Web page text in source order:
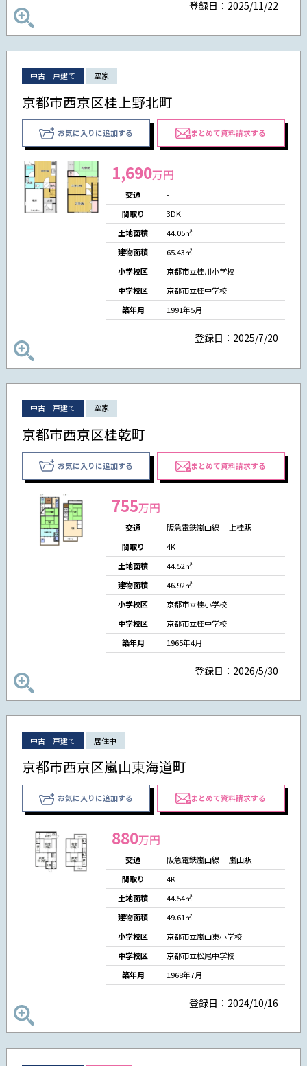
登録日：2025/11/22
中古一戸建て 空家
京都市西京区桂上野北町
お気に入りに追加する まとめて資料請求する
1,690万円
交通
-
間取り
3DK
土地面積
44.05㎡
建物面積
65.43㎡
小学校区
京都市立桂川小学校
中学校区
京都市立桂中学校
築年月
1991年5月
登録日：2025/7/20
中古一戸建て 空家
京都市西京区桂乾町
お気に入りに追加する まとめて資料請求する
755万円
交通
阪急電鉄嵐山線 上桂駅
間取り
4K
土地面積
44.52㎡
建物面積
46.92㎡
小学校区
京都市立桂小学校
中学校区
京都市立桂中学校
築年月
1965年4月
登録日：2026/5/30
中古一戸建て 居住中
京都市西京区嵐山東海道町
お気に入りに追加する まとめて資料請求する
880万円
交通
阪急電鉄嵐山線 嵐山駅
間取り
4K
土地面積
44.54㎡
建物面積
49.61㎡
小学校区
京都市立嵐山東小学校
中学校区
京都市立松尾中学校
築年月
1968年7月
登録日：2024/10/16